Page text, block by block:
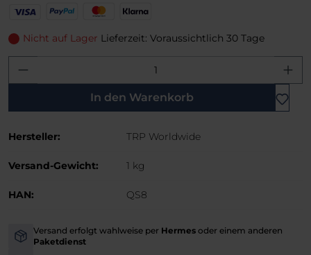
s
P
y
l
s
r
a
K
a
a
Nicht auf Lager Lieferzeit: Voraussichtlich 30 Tage
Produkt Anzahl: Gib den
In den Warenkorb
Hersteller: TRP Worldwide
Versand-Gewicht: 1 kg
HAN: QS8
-
Versand erfolgt wahlweise per Hermes oder einem anderen
Paketdienst